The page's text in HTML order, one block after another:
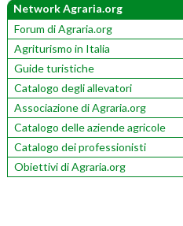
Network Agraria.org
Forum di Agraria.org
Agriturismo in Italia
Guide turistiche
Catalogo degli allevatori
Associazione di Agraria.org
Catalogo delle aziende agricole
Catalogo dei professionisti
Obiettivi di Agraria.org